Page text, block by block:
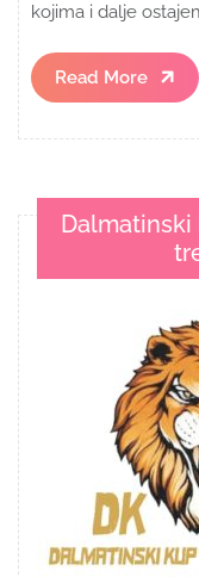
kojima i dalje
Read More